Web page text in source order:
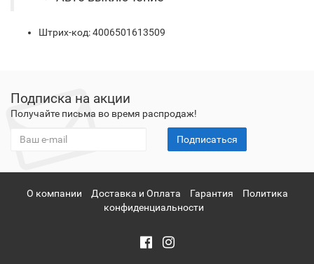
Штрих-код: 4006501613509
Подписка на акции
Получайте письма во время распродаж!
Подписаться
О компании Доставка и Оплата Гарантия
Политика
конфиденциальности